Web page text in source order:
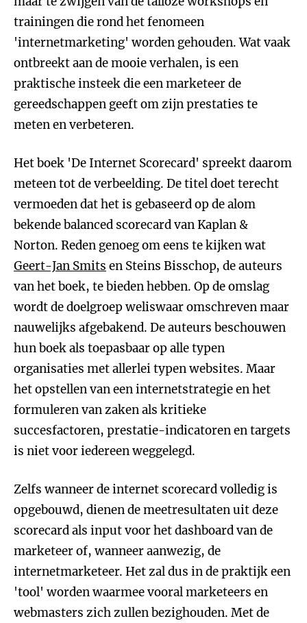
trainingen die rond het fenomeen
'internetmarketing' worden gehouden. Wat vaak
ontbreekt aan de mooie verhalen, is een
praktische insteek die een marketeer de
gereedschappen geeft om zijn prestaties te
meten en verbeteren.
Het boek 'De Internet Scorecard' spreekt daarom
meteen tot de verbeelding. De titel doet terecht
vermoeden dat het is gebaseerd op de alom
bekende balanced scorecard van Kaplan &
Norton. Reden genoeg om eens te kijken wat
Geert-Jan Smits en Steins Bisschop, de auteurs
van het boek, te bieden hebben. Op de omslag
wordt de doelgroep weliswaar omschreven maar
nauwelijks afgebakend. De auteurs beschouwen
hun boek als toepasbaar op alle typen
organisaties met allerlei typen websites. Maar
het opstellen van een internetstrategie en het
formuleren van zaken als kritieke
succesfactoren, prestatie-indicatoren en targets
is niet voor iedereen weggelegd.
Zelfs wanneer de internet scorecard volledig is
opgebouwd, dienen de meetresultaten uit deze
scorecard als input voor het dashboard van de
marketeer of, wanneer aanwezig, de
internetmarketeer. Het zal dus in de praktijk een
'tool' worden waarmee vooral marketeers en
webmasters zich zullen bezighouden. Met de